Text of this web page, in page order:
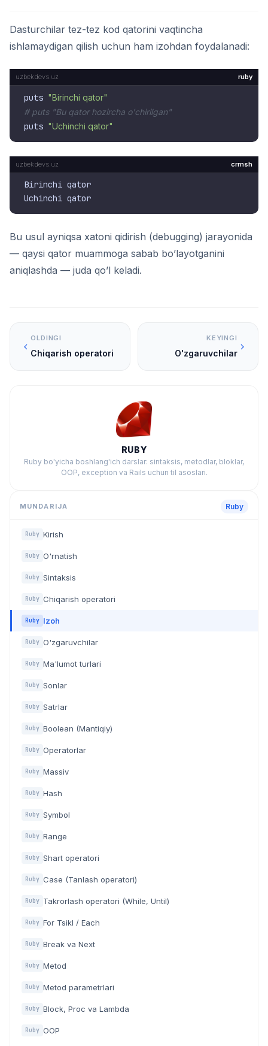
Dasturchilar tez-tez kod qatorini vaqtincha
ishlamaydigan qilish uchun ham izohdan foydalanadi:
ruby
puts "Birinchi qator"
# puts "Bu qator hozircha o'chirilgan"
puts "Uchinchi qator"
crmsh
Birinchi qator
Bu usul ayniqsa xatoni qidirish (debugging) jarayonida
— qaysi qator muammoga sabab bo’layotganini
aniqlashda — juda qo’l keladi.
OLDINGI
Chiqarish operatori
KEYINGI
O'zgaruvchilar
RUBY
Ruby bo'yicha boshlang'ich darslar: sintaksis, metodlar, bloklar,
OOP, exception va Rails uchun til asoslari.
MUNDARIJA Ruby
Ruby Kirish
Ruby O'rnatish
Ruby Sintaksis
Ruby Chiqarish operatori
Ruby Izoh
Ruby O'zgaruvchilar
Ruby Ma'lumot turlari
Ruby Sonlar
Ruby Satrlar
Ruby Boolean (Mantiqiy)
Ruby Operatorlar
Ruby Massiv
Ruby Hash
Ruby Symbol
Ruby Range
Ruby Shart operatori
Ruby Case (Tanlash operatori)
Ruby Takrorlash operatori (While, Until)
Ruby For Tsikl / Each
Ruby Break va Next
Ruby Metod
Ruby Metod parametrlari
Ruby Block, Proc va Lambda
Ruby OOP